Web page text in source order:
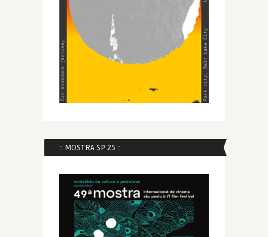
:: MOSTRA SP 25 ::